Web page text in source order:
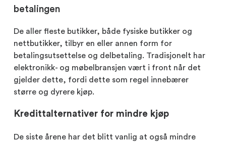
betalingen
De aller fleste butikker, både fysiske butikker og
nettbutikker, tilbyr en eller annen form for
betalingsutsettelse og delbetaling. Tradisjonelt har
elektronikk- og møbelbransjen vært i front når det
gjelder dette, fordi dette som regel innebærer
større og dyrere kjøp.
Kredittalternativer for mindre kjøp
De siste årene har det blitt vanlig at også mindre